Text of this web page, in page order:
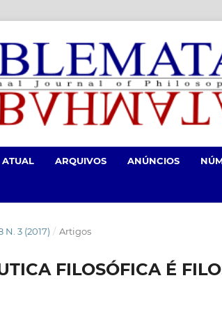
ATUAL ARQUIVOS ANÚNCIOS
N. 3 (2017) / Artigos
FILOSÓFICA É